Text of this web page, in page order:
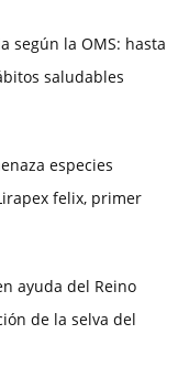
según la OMS: hasta
saludables
especies
felix, primer
ayuda del Reino
de la selva del